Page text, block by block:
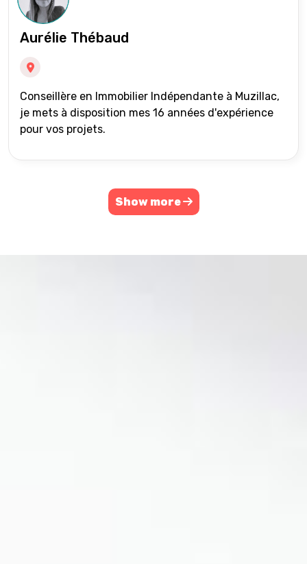
Aurélie Thébaud
Conseillère en Immobilier Indépendante à Muzillac,
je mets à disposition mes 16 années d'expérience
pour vos projets.
Show more